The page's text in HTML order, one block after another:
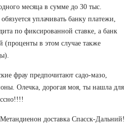
месяца в сумме до 30 тыс.
уплачивать банку платежи,
по фиксированной ставке, а банк
в этом случае также
фрау предпочитают садо-мазо,
Олечка, дорогая моя, ты нашла для
доставка Спасск-Дальний!